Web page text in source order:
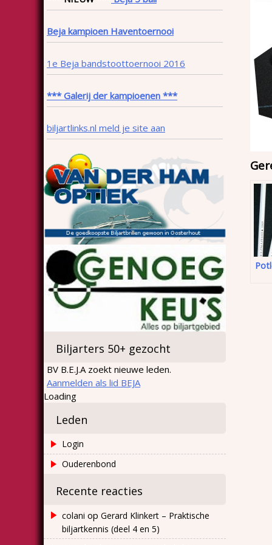
Beja kampioen Haventoernooi
1e Beja bandstoottoernooi 2016
*** Galerij der kampioenen ***
biljartlinks.nl meld je site aan
Biljarters 50+ gezocht
BV B.E.J.A zoekt nieuwe leden.
Aanmelden als lid BEJA
Loading
Leden
Login
Ouderenbond
Recente reacties
colani op Gerard Klinkert – Praktische
biljartkennis (deel 4 en 5)